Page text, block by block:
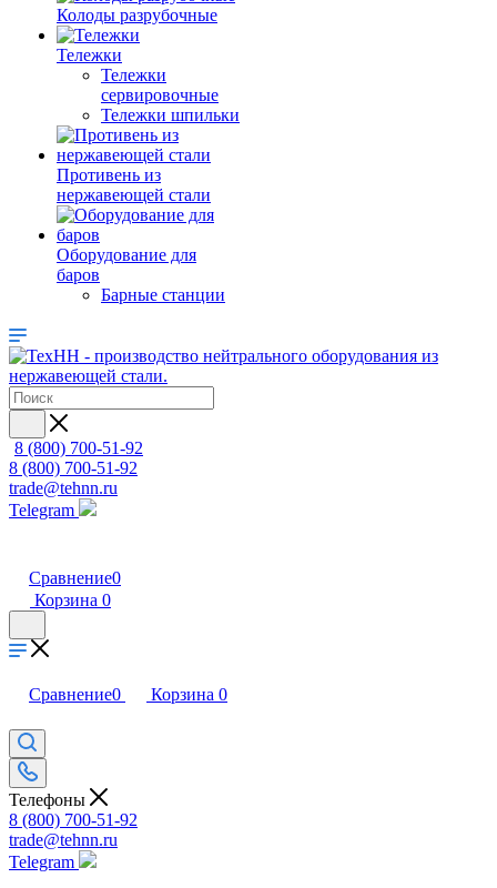
Колоды разрубочные
Тележки
Тележки
сервировочные
Тележки шпильки
Противень из
нержавеющей стали
Оборудование для
баров
Барные станции
8 (800) 700-51-92
8 (800) 700-51-92
trade@tehnn.ru
Telegram
Сравнение0
Корзина 0
Сравнение0 Корзина 0
Телефоны
8 (800) 700-51-92
trade@tehnn.ru
Telegram